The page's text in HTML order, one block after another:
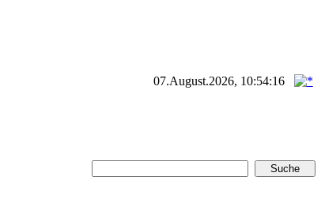
07.August.2026, 10:54:16